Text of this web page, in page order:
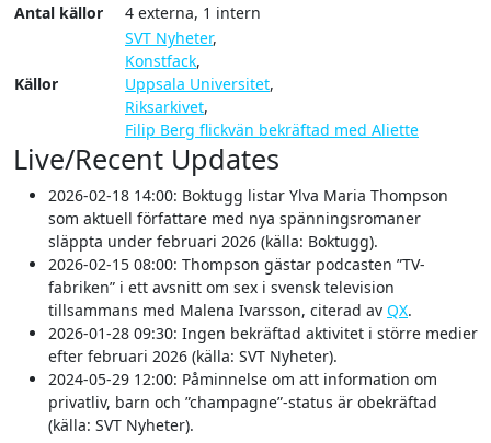
Antal källor
4 externa, 1 intern
Källor
SVT Nyheter,
Konstfack,
Uppsala Universitet,
Riksarkivet,
Filip Berg flickvän bekräftad med Aliette
Live/Recent Updates
2026-02-18 14:00: Boktugg listar Ylva Maria Thompson
som aktuell författare med nya spänningsromaner
släppta under februari 2026 (källa: Boktugg).
2026-02-15 08:00: Thompson gästar podcasten ”TV-
fabriken” i ett avsnitt om sex i svensk television
tillsammans med Malena Ivarsson, citerad av QX.
2026-01-28 09:30: Ingen bekräftad aktivitet i större medier
efter februari 2026 (källa: SVT Nyheter).
2024-05-29 12:00: Påminnelse om att information om
privatliv, barn och ”champagne”-status är obekräftad
(källa: SVT Nyheter).